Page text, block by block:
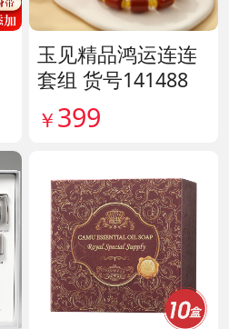
玉见精品鸿运连连
套组 货号141488
￥ 399